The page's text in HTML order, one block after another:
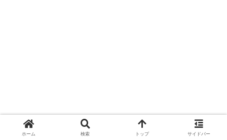
ホーム 検索 トップ サイドバー